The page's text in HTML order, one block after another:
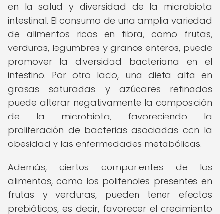
en la salud y diversidad de la microbiota
intestinal. El consumo de una amplia variedad
de alimentos ricos en fibra, como frutas,
verduras, legumbres y granos enteros, puede
promover la diversidad bacteriana en el
intestino. Por otro lado, una dieta alta en
grasas saturadas y azúcares refinados
puede alterar negativamente la composición
de la microbiota, favoreciendo la
proliferación de bacterias asociadas con la
obesidad y las enfermedades metabólicas.
Además, ciertos componentes de los
alimentos, como los polifenoles presentes en
frutas y verduras, pueden tener efectos
prebióticos, es decir, favorecer el crecimiento